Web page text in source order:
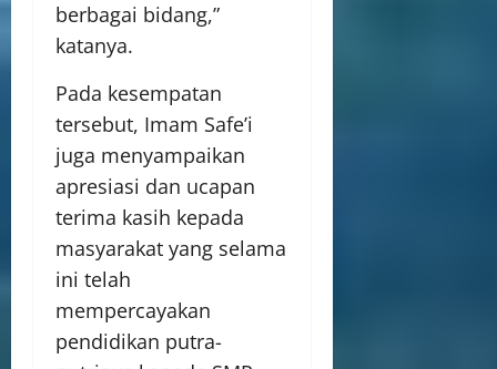
berbagai bidang,”
katanya.
Pada kesempatan
tersebut, Imam Safe’i
juga menyampaikan
apresiasi dan ucapan
terima kasih kepada
masyarakat yang selama
ini telah
mempercayakan
pendidikan putra-